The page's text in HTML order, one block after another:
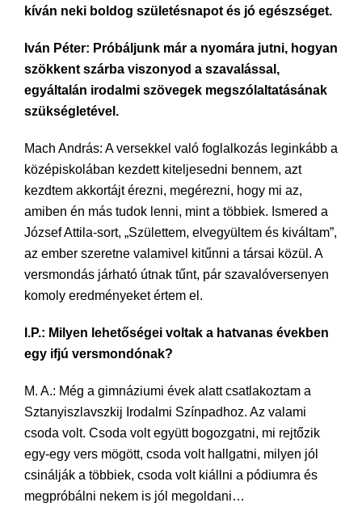
kíván neki boldog születésnapot és jó egészséget.
Iván Péter: Próbáljunk már a nyomára jutni, hogyan
szökkent szárba viszonyod a szavalással,
egyáltalán irodalmi szövegek megszólaltatásának
szükségletével.
Mach András: A versekkel való foglalkozás leginkább a
középiskolában kezdett kiteljesedni bennem, azt
kezdtem akkortájt érezni, megérezni, hogy mi az,
amiben én más tudok lenni, mint a többiek. Ismered a
József Attila-sort, „Születtem, elvegyültem és kiváltam”,
az ember szeretne valamivel kitűnni a társai közül. A
versmondás járható útnak tűnt, pár szavalóversenyen
komoly eredményeket értem el.
I.P.: Milyen lehetőségei voltak a hatvanas években
egy ifjú versmondónak?
M. A.: Még a gimnáziumi évek alatt csatlakoztam a
Sztanyiszlavszkij Irodalmi Színpadhoz. Az valami
csoda volt. Csoda volt együtt bogozgatni, mi rejtőzik
egy-egy vers mögött, csoda volt hallgatni, milyen jól
csinálják a többiek, csoda volt kiállni a pódiumra és
megpróbálni nekem is jól megoldani…